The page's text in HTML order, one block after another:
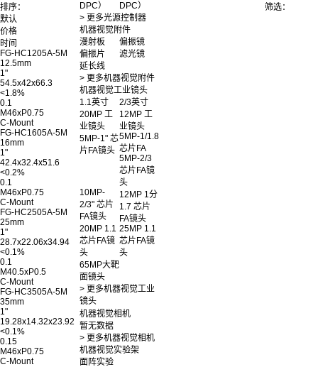
DPC）
DPC）
> 更多光源控制器
机器视觉附件
漫射板
偏振镜
偏振片
滤光镜
延长线
> 更多机器视觉附件
机器视觉工业镜头
1.1英寸
20MP 工
业镜头
2/3英寸
12MP 工
业镜头
5MP-1" 芯
片FA镜头
5MP-1/1.8
芯片FA
5MP-2/3
芯片FA镜
头
10MP-
2/3" 芯片
FA镜头
12MP 1分
1.7 芯片
FA镜头
20MP 1.1
芯片FA镜
头
25MP 1.1
芯片FA镜
头
65MP大靶
面镜头
> 更多机器视觉工业
镜头
机器视觉相机
暂无数据
> 更多机器视觉相机
机器视觉实验架
面阵实验
排序：
默认
价格
时间
筛选：
FG-HC1205A-5M
12.5mm
1"
54.5x42x66.3
<1.8%
0.1
M46xP0.75
C-Mount
FG-HC1605A-5M
16mm
1"
42.4x32.4x51.6
<0.2%
0.1
M46xP0.75
C-Mount
FG-HC2505A-5M
25mm
1"
28.7x22.06x34.94
<0.1%
0.1
M40.5xP0.5
C-Mount
FG-HC3505A-5M
35mm
1"
19.28x14.32x23.92
<0.1%
0.15
M46xP0.75
C-Mount